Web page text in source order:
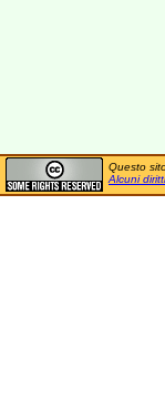
Questo
Alcuni